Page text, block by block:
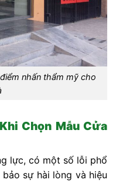
nhấn thẩm mỹ cho
Chọn Mẫu Cửa
lực, có một số lỗi phổ
sự hài lòng và hiệu